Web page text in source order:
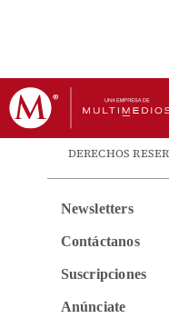
DERECHOS
Newsletters
Contáctanos
Suscripciones
Anúnciate